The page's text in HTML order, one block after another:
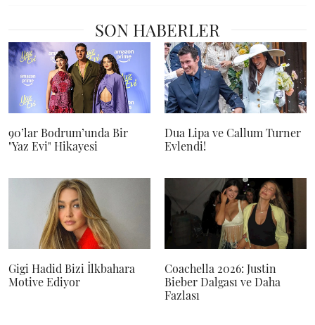
SON HABERLER
90’lar Bodrum’unda Bir
"Yaz Evi" Hikayesi
Dua Lipa ve Callum Turner
Evlendi!
Gigi Hadid Bizi İlkbahara
Motive Ediyor
Coachella 2026: Justin
Bieber Dalgası ve Daha
Fazlası